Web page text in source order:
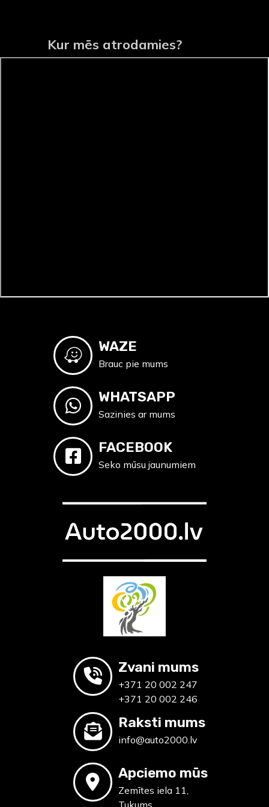
Kur mēs atrodamies?
WAZE
Brauc pie mums
WHATSAPP
Sazinies ar mums
FACEBOOK
Seko mūsu jaunumiem
Zvani mums
+371 20 002 247
+371 20 002 246
Raksti mums
info@auto2000.lv
Apciemo mūs
Zemītes iela 11,